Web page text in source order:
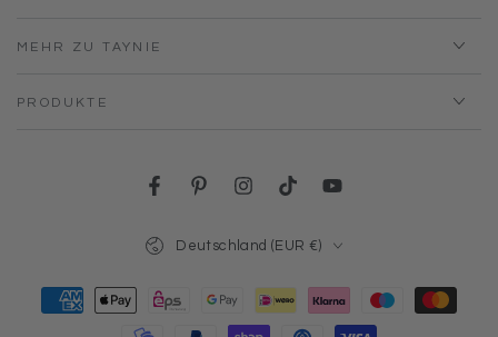
MEHR ZU TAYNIE
PRODUKTE
FacebookPinterestInstagram
TikTokYouTube
Deutschland (EUR €)
Zahlungsmöglichkeiten